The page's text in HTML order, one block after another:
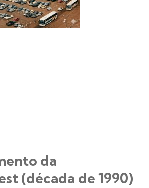
da
(década de 1990)